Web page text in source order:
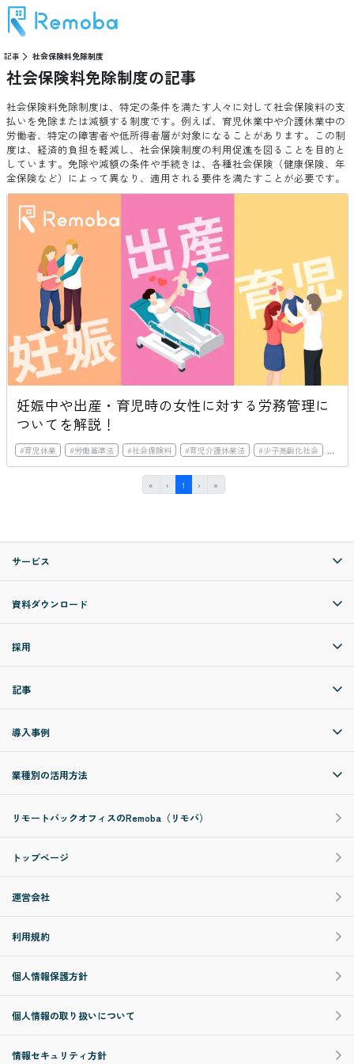
記事 社会保険料免除制度
社会保険料免除制度の記事
社会保険料免除制度は、特定の条件を満たす人々に対して社会保険料の支
払いを免除または減額する制度です。例えば、育児休業中や介護休業中の
労働者、特定の障害者や低所得者層が対象になることがあります。この制
度は、経済的負担を軽減し、社会保険制度の利用促進を図ることを目的と
しています。免除や減額の条件や手続きは、各種社会保険（健康保険、年
金保険など）によって異なり、適用される要件を満たすことが必要です。
妊娠中や出産・育児時の女性に対する労務管理に
ついてを解説！
#育児休業 #労働基準法 #社会保険料 #育児介護休業法 #少子高齢化社会 #
« First‹ Previous
1 (current)
› Next»
サービス
資料ダウンロード
採用
記事
導入事例
業種別の活用方法
リモートバックオフィスのRemoba（リモバ）
トップページ
運営会社
利用規約
個人情報保護方針
個人情報の取り扱いについて
情報セキュリティ方針